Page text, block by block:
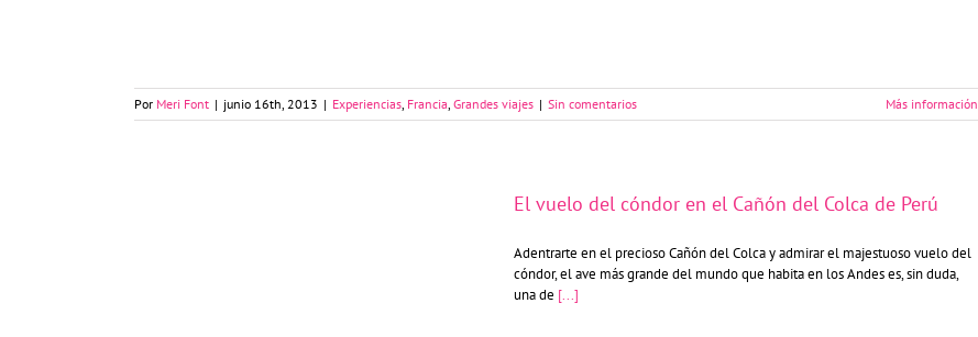
Por Meri Font | junio 16th, 2013 | Experiencias, Francia, Grandes viajes | Sin comentarios Más información
El vuelo del cóndor en el Cañón del Colca de Perú
Adentrarte en el precioso Cañón del Colca y admirar el majestuoso vuelo del
cóndor, el ave más grande del mundo que habita en los Andes es, sin duda,
una de [...]